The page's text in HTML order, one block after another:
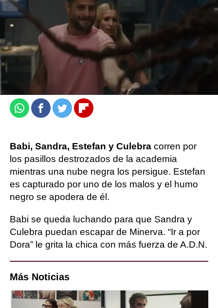
Carmen Pardo
22 de enero de 2023, 18:04
WhatsappFacebook
TwitterFlipboard
Babi, Sandra, Estefan y Culebra corren por
los pasillos destrozados de la academia
mientras una nube negra los persigue. Estefan
es capturado por uno de los malos y el humo
negro se apodera de él.
Babi se queda luchando para que Sandra y
Culebra puedan escapar de Minerva. “Ir a por
Dora” le grita la chica con más fuerza de A.D.N.
Más Noticias